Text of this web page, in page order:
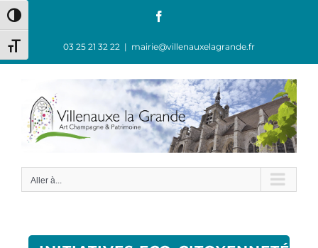
Passer en contraste élevé
Changer la taille de la police
03 25 21 32 22 | mairie@villenauxelagrande.fr
Aller à...